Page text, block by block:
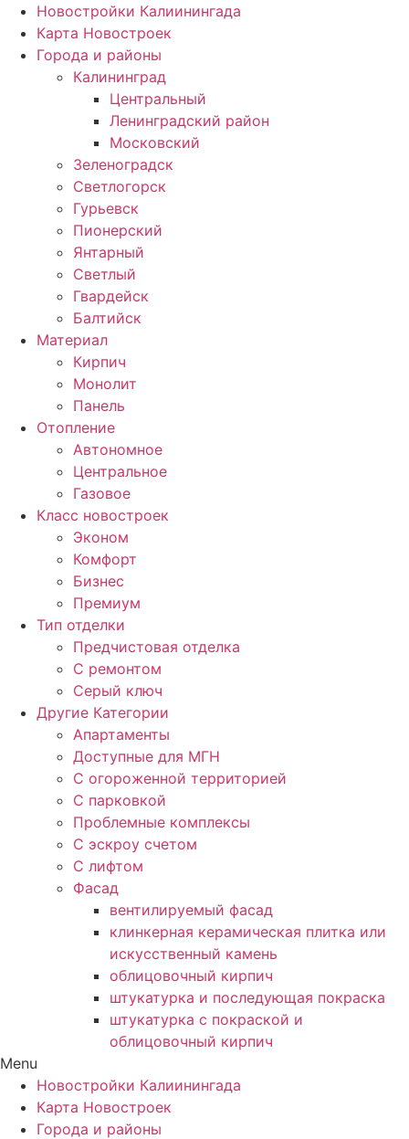
Новостройки Калиинингада
Карта Новостроек
Города и районы
Калининград
Центральный
Ленинградский район
Московский
Зеленоградск
Светлогорск
Гурьевск
Пионерский
Янтарный
Светлый
Гвардейск
Балтийск
Материал
Кирпич
Монолит
Панель
Отопление
Автономное
Центральное
Газовое
Класс новостроек
Эконом
Комфорт
Бизнес
Премиум
Тип отделки
Предчистовая отделка
С ремонтом
Серый ключ
Другие Категории
Апартаменты
Доступные для МГН
С огороженной территорией
С парковкой
Проблемные комплексы
С эскроу счетом
С лифтом
Фасад
вентилируемый фасад
клинкерная керамическая плитка или
искусственный камень
облицовочный кирпич
штукатурка и последующая покраска
штукатурка с покраской и
облицовочный кирпич
Menu
Новостройки Калиинингада
Карта Новостроек
Города и районы